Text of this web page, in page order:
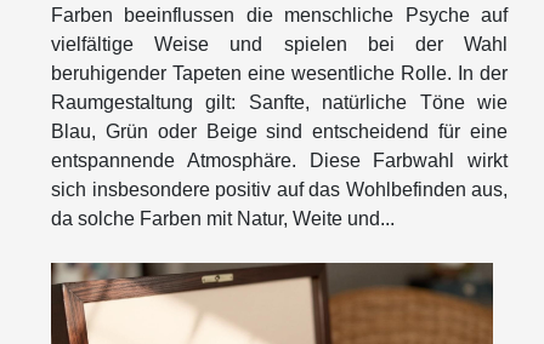
Farben beeinflussen die menschliche Psyche auf
vielfältige Weise und spielen bei der Wahl
beruhigender Tapeten eine wesentliche Rolle. In der
Raumgestaltung gilt: Sanfte, natürliche Töne wie
Blau, Grün oder Beige sind entscheidend für eine
entspannende Atmosphäre. Diese Farbwahl wirkt
sich insbesondere positiv auf das Wohlbefinden aus,
da solche Farben mit Natur, Weite und...